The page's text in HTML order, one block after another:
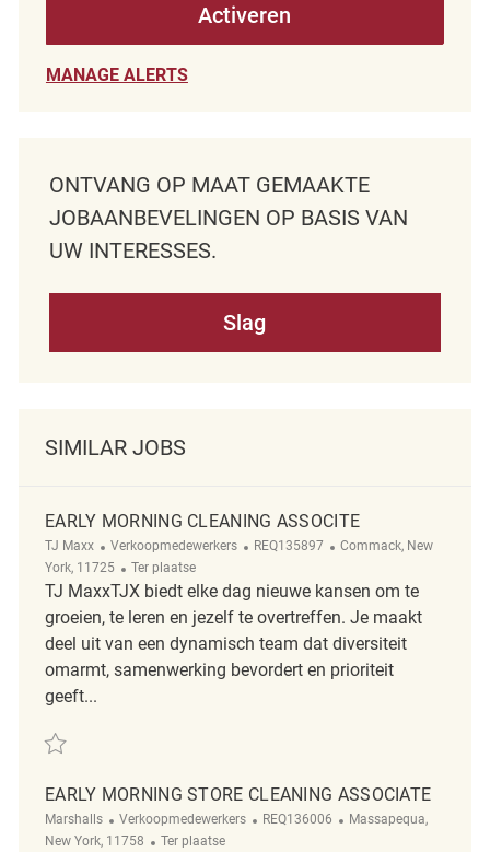
Activeren
MANAGE ALERTS
ONTVANG OP MAAT GEMAAKTE
JOBAANBEVELINGEN OP BASIS VAN
UW INTERESSES.
Slag
SIMILAR JOBS
EARLY MORNING CLEANING ASSOCITE
TJ Maxx Categorie
Verkoopmedewerkers ReqId
REQ135897 Plaats
Commack, New
York, 11725
Afgelegen
Ter plaatse
TJ MaxxTJX biedt elke dag nieuwe kansen om te
groeien, te leren en jezelf te overtreffen. Je maakt
deel uit van een dynamisch team dat diversiteit
omarmt, samenwerking bevordert en prioriteit
geeft...
Redden Early Morning Cleaning Associte REQ135897
EARLY MORNING STORE CLEANING ASSOCIATE
Marshalls Categorie
Verkoopmedewerkers ReqId
REQ136006 Plaats
Massapequa,
New York, 11758
Afgelegen
Ter plaatse